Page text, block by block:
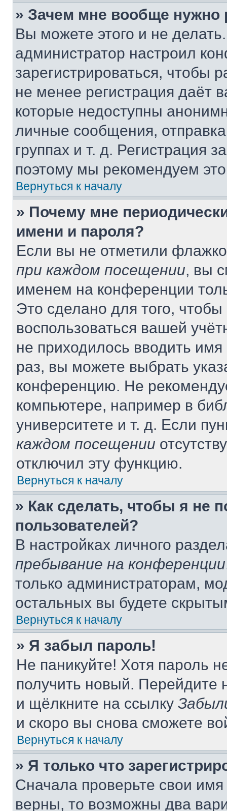
» Зачем мне вообще нужно
Вы можете этого и не
администратор настроил
зарегистрироваться, чтобы
не менее регистрация даёт
которые недоступны
личные сообщения,
группах и т. д. Регистрация
поэтому мы рекомендуем
Вернуться к началу
» Почему мне
имени и пароля?
Если вы не отметили
при каждом посещении, вы
именем на конференции
Это сделано для того, чтобы
воспользоваться вашей
не приходилось вводить
раз, вы можете выбрать
конференцию. Не
компьютере, например в
университете и т. д. Если
каждом посещении
отключил эту функцию.
Вернуться к началу
» Как сделать, чтобы я не
пользователей?
В настройках личного
пребывание на конференции
только администраторам,
остальных вы будете
Вернуться к началу
» Я забыл пароль!
Не паникуйте! Хотя пароль
получить новый. Перейдите
и щёлкните на ссылку
и скоро вы снова сможете
Вернуться к началу
» Я только что
Сначала проверьте свои
верны, то возможны два